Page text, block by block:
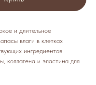
и длительное
влаги в клетках
ингредиентов
коллагена и эластина для